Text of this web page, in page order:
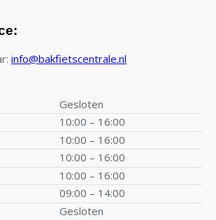
info@bakfietscentrale.nl
Gesloten
10:00 – 16:00
10:00 – 16:00
10:00 – 16:00
10:00 – 16:00
09:00 – 14:00
Gesloten